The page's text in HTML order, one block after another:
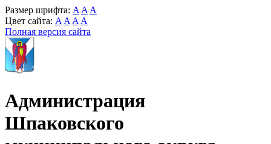
Размер шрифта: A A A
Цвет сайта: A A A A
Полная версия сайта
Администрация
Шпаковского